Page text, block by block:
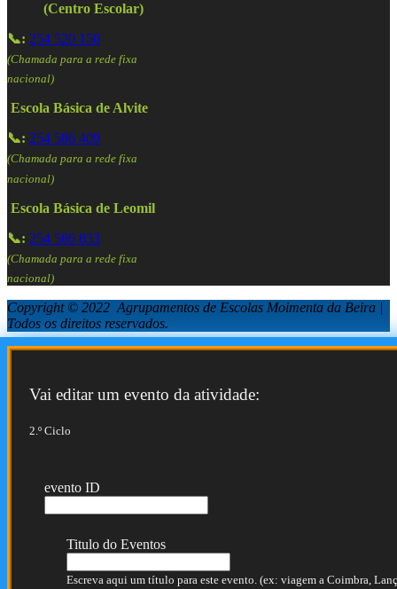
(Centro Escolar)
📞: 254 520 150
(Chamada para a rede fixa
nacional)
Escola Básica de Alvite
📞: 254 586 409
(Chamada para a rede fixa
nacional)
Escola Básica de Leomil
📞: 254 586 833
(Chamada para a rede fixa
nacional)
Copyright © 2022 Agrupamentos de Escolas Moimenta da Beira |
Todos os direitos reservados.
Vai editar um evento da atividade:
2.º Ciclo
evento ID
Titulo do Eventos
Escreva aqui um título para este evento. (ex: viagem a Coimbra,